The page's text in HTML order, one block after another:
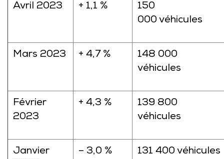
Avril 2023 + 1,1 %
150
000 véhicules
Mars 2023 + 4,7 %
148 000
véhicules
Février
2023
+ 4,3 %
139 800
véhicules
Janvier
– 3,0 % 131 400 véhicules